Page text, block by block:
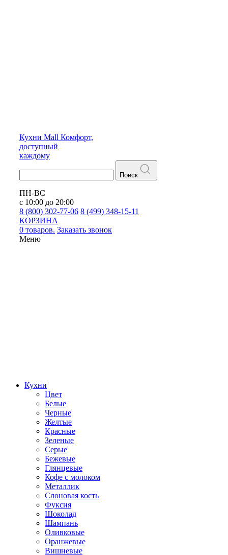
Кухни Mall Комфорт,
доступный
каждому
Поиск
ПН-ВС
с 10:00 до 20:00
8 (800) 302-77-06 8 (499) 348-15-11
КОРЗИНА
0 товаров. Заказать звонок
Меню
Кухни
Цвет
Белые
Черные
Желтые
Красные
Зеленые
Серые
Бежевые
Глянцевые
Кофе с молоком
Металлик
Слоновая кость
Фуксия
Шоколад
Шампань
Оливковые
Оранжевые
Вишневые